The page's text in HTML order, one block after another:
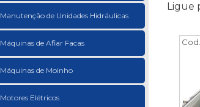
Manutenção de Unidades Hidráulicas
Máquinas de Afiar Facas
Máquinas de Moinho
Motores Elétricos
Ligue